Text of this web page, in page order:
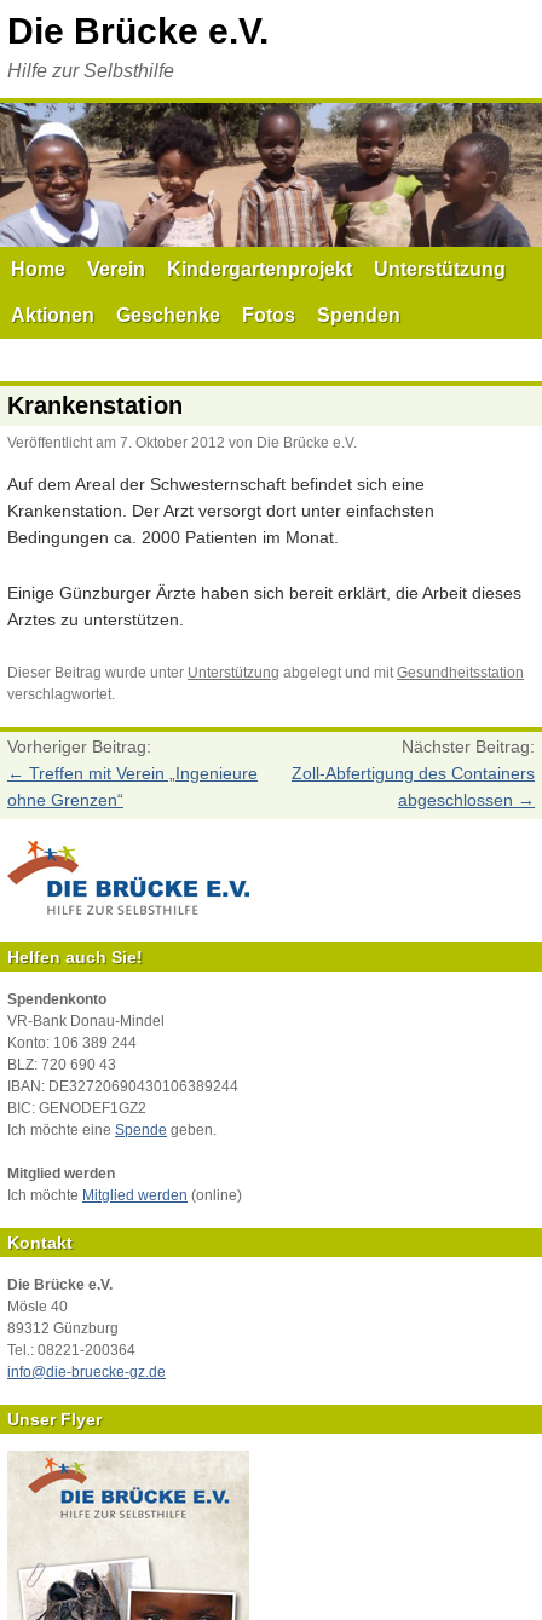
Inhalt
Die Brücke e.V.
Hilfe zur Selbsthilfe
Home Verein Kindergartenprojekt Unterstützung
Aktionen Geschenke Fotos Spenden
Krankenstation
Veröffentlicht am 7. Oktober 2012 von Die Brücke e.V.
Auf dem Areal der Schwesternschaft befindet sich eine
Krankenstation. Der Arzt versorgt dort unter einfachsten
Bedingungen ca. 2000 Patienten im Monat.
Einige Günzburger Ärzte haben sich bereit erklärt, die Arbeit dieses
Arztes zu unterstützen.
Dieser Beitrag wurde unter Unterstützung abgelegt und mitGesundheitsstation
verschlagwortet.
Vorheriger Beitrag:
← Treffen mit Verein „Ingenieure
ohne Grenzen“
Nächster Beitrag:
Zoll-Abfertigung des Containers
abgeschlossen →
Helfen auch Sie!
Spendenkonto
VR-Bank Donau-Mindel
Konto: 106 389 244
BLZ: 720 690 43
IBAN: DE32720690430106389244
BIC: GENODEF1GZ2
Ich möchte eine Spende geben.
Mitglied werden
Ich möchte Mitglied werden (online)
Kontakt
Die Brücke e.V.
Mösle 40
89312 Günzburg
Tel.: 08221-200364
info@die-bruecke-gz.de
Unser Flyer